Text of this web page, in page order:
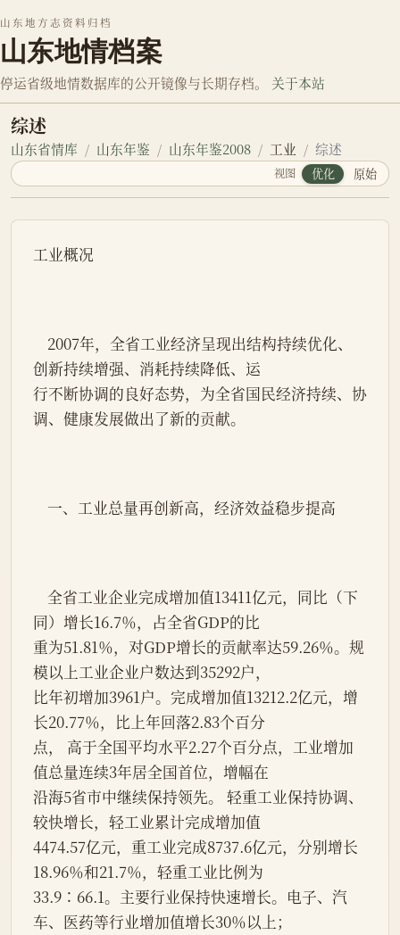
山东地方志资料归档
山东地情档案
停运省级地情数据库的公开镜像与长期存档。 关于本站
综述
山东省情库 山东年鉴 山东年鉴2008 工业 综述
视图 优化 原始
工业概况
创新持续增强、消耗持续降低、运
行不断协调的良好态势，为全省国民经济持续、协
调、健康发展做出了新的贡献。
    一、工业总量再创新高，经济效益稳步提高
同）增长16.7％，占全省GDP的比
重为51.81％，对GDP增长的贡献率达59.26％。规
模以上工业企业户数达到35292户，
比年初增加3961户。完成增加值13212.2亿元，增
长20.77％，比上年回落2.83个百分
点， 高于全国平均水平2.27个百分点，工业增加
值总量连续3年居全国首位，增幅在
沿海5省市中继续保持领先。 轻重工业保持协调、
较快增长，轻工业累计完成增加值
4474.57亿元，重工业完成8737.6亿元，分别增长
18.96％和21.7％，轻重工业比例为
33.9∶66.1。主要行业保持快速增长。电子、汽
车、医药等行业增加值增长30％以上；